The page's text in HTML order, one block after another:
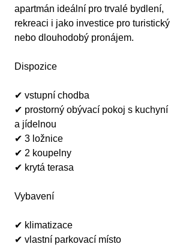
apartmán ideální pro trvalé bydlení,
rekreaci i jako investice pro turistický
nebo dlouhodobý pronájem.
Dispozice
✔ vstupní chodba
✔ prostorný obývací pokoj s kuchyní
a jídelnou
✔ 3 ložnice
✔ 2 koupelny
✔ krytá terasa
Vybavení
✔ klimatizace
✔ vlastní parkovací místo